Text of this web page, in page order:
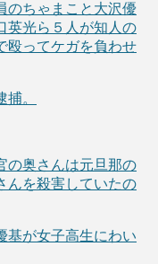
のちゃまこと大沢優
英光ら５人が知人の
殴ってケガを負わせ
。
の奥さんは元旦那の
んを殺害していたの
基が女子高生にわい